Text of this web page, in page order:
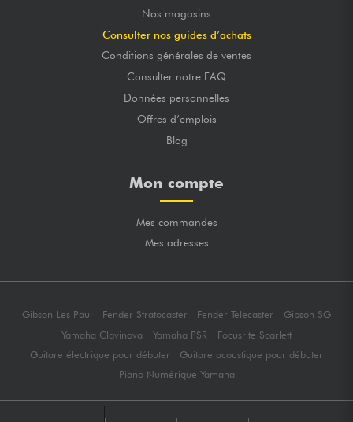
Nos magasins
Consulter nos guides d’achats
Conditions générales de ventes
Consulter notre FAQ
Données personnelles
Offres d’emplois
Blog
Mon compte
Mes commandes
Mes adresses
Gibson Les Paul Fender Stratocaster Fender Telecaster
Gibson SG
Yamaha Clavinova
Yamaha PSR
Focusrite Scarlett
Guitare électrique pour débuter
Guitare acoustique pour débuter
Piano Numérique Yamaha